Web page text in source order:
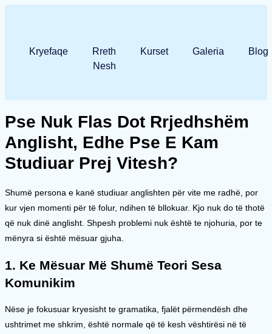
Kryefaqe
Rreth
Nesh
Kurset Galeria Blog
Pse Nuk Flas Dot Rrjedhshëm
Anglisht, Edhe Pse E Kam
Studiuar Prej Vitesh?
Shumë persona e kanë studiuar anglishten për vite me radhë, por
kur vjen momenti për të folur, ndihen të bllokuar. Kjo nuk do të thotë
që nuk dinë anglisht. Shpesh problemi nuk është te njohuria, por te
mënyra si është mësuar gjuha.
1. Ke Mësuar Më Shumë Teori Sesa
Komunikim
Nëse je fokusuar kryesisht te gramatika, fjalët përmendësh dhe
ushtrimet me shkrim, është normale që të kesh vështirësi në të